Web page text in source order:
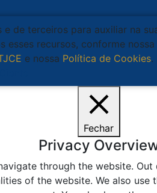
de terceiros para auxiliar na
esses recursos, conforme nossa
e nossa Política de Cookies.
Fechar
Privacy
through the website.
of the website. We also